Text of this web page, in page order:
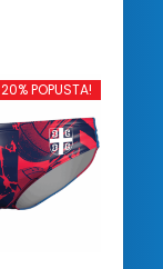
više
varijanti.
Opcije
mogu
biti
izabrane
20% POPUSTA!